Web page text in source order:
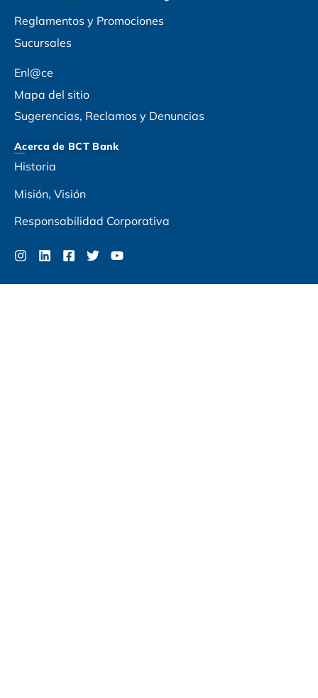
Reglamentos y Promociones
Sucursales
Enl@ce
Mapa del sitio
Sugerencias, Reclamos y Denuncias
Acerca de BCT Bank
Historia
Misión, Visión
Responsabilidad Corporativa